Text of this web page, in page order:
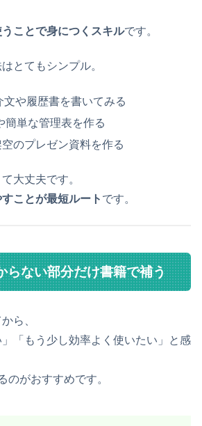
ことで身につくスキルです。
とてもシンプル。
文や履歴書を書いてみる
簡単な管理表を作る
のプレゼン資料を作る
大丈夫です。
ことが最短ルート です。
ない部分だけ書籍で補う
ら、
」「もう少し効率よく使いたい」と感
のがおすすめです。